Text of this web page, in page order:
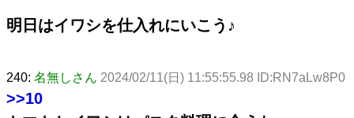
明日はイワシを仕入れにいこう♪
240: 名無しさん 2024/02/11(日) 11:55:55.98 ID:RN7aLw8P0
>>10